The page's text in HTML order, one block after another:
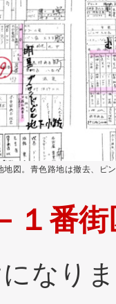
図。青色路地は撤去、ピ
１番街
なり